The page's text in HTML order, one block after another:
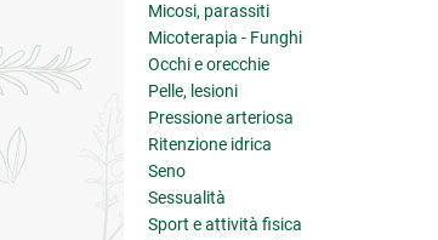
Micosi, parassiti
Micoterapia - Funghi
Occhi e orecchie
Pelle, lesioni
Pressione arteriosa
Ritenzione idrica
Seno
Sessualità
Sport e attività fisica